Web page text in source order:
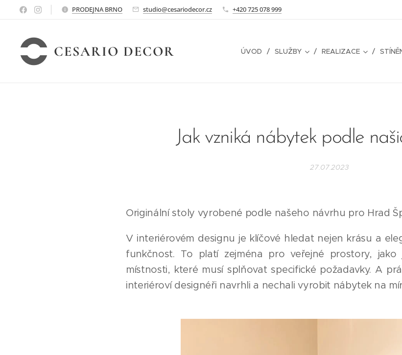
PRODEJNA BRNO studio@cesariodecor.cz +420 725 078 999
CESARIO DECOR ÚVOD SLUŽBY REALIZACE
Jak vzniká nábytek podle
27.07.2023
Originální stoly vyrobené podle našeho návrhu pro Hrad
V interiérovém designu je klíčové hledat nejen krásu a
funkčnost. To platí zejména pro veřejné prostory,
místnosti, které musí splňovat specifické požadavky. A
interiéroví designéři navrhli a nechali vyrobit nábytek na